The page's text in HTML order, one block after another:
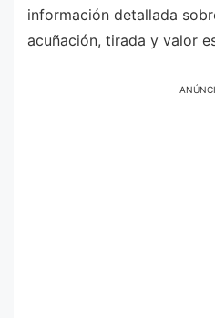
información detallada
acuñación, tirada y valor